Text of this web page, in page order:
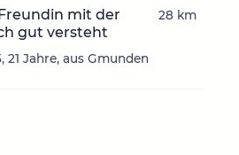
mit der
gut versteht
21 Jahre, aus Gmunden
28 km